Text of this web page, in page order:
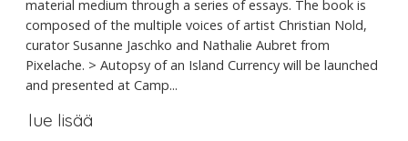
material medium through a series of essays. The book is
composed of the multiple voices of artist Christian Nold,
curator Susanne Jaschko and Nathalie Aubret from
Pixelache. > Autopsy of an Island Currency will be launched
and presented at Camp...
lue lisää